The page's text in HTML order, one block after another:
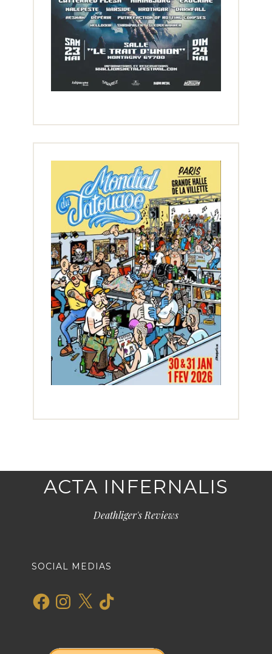
ACTA INFERNALIS
Deathliger's Reviews
SOCIAL MEDIAS
FacebookInstagram
X TikTok